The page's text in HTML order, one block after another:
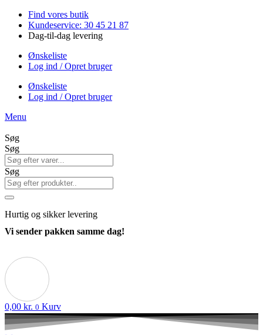
Videre
indhold
Find vores butik
Kundeservice: 30 45 21 87
Dag-til-dag levering
Ønskeliste
Log ind / Opret bruger
Ønskeliste
Log ind / Opret bruger
Menu
Søg
Søg
Søg
Hurtig og sikker levering
Vi sender pakken samme dag!
0,00 kr. 0 Kurv